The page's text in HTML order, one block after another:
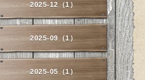
2025-12（1）
2025-09（1）
2025-05（1）